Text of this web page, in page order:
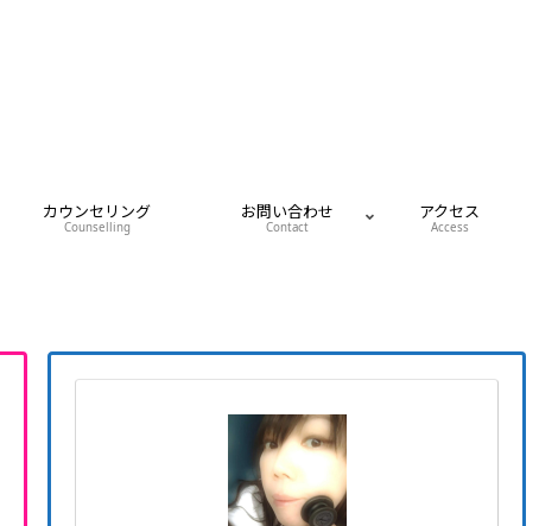
カウンセリング
Counselling
お問い合わせ
Contact
アクセス
Access